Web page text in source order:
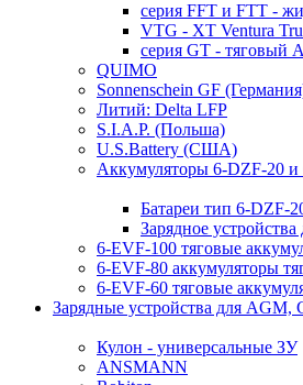
серия FFT и FTT -
VTG - XT Ventura
серия GT - тяговый
QUIMO
Sonnenschein GF
Литий: Delta LFP
S.I.A.P. (Польша)
U.S.Battery (США)
Аккумуляторы 6-DZF-20 и
Батареи тип 6-DZF-
Зарядное
6-EVF-100 тяговые
6-EVF-80 аккумуляторы
6-EVF-60 тяговые
Зарядные устройства для
Кулон - универсальные ЗУ
ANSMANN